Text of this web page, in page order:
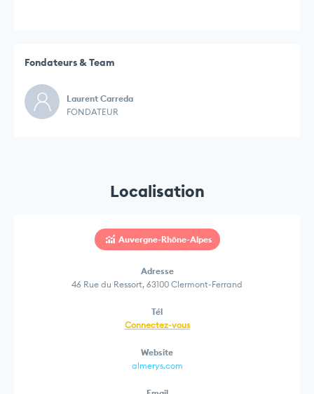
Fondateurs & Team
Laurent Carreda
FONDATEUR
Localisation
Auvergne-Rhône-Alpes
Adresse
46 Rue du Ressort, 63100 Clermont-Ferrand
Tél
Connectez-vous
Website
almerys.com